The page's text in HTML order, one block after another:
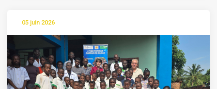
05 juin 2026